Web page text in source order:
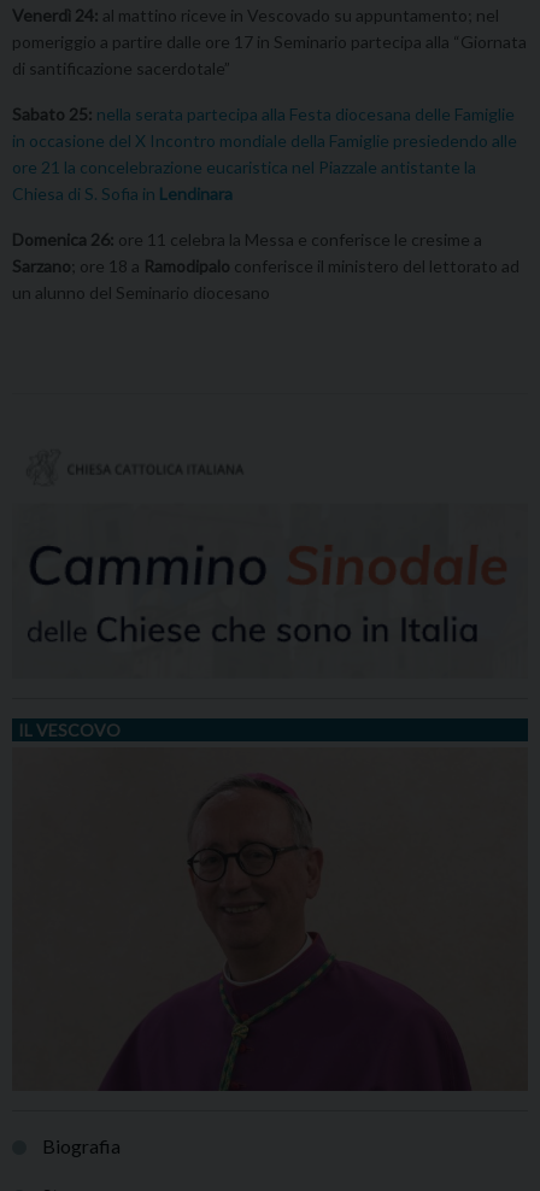
Venerdì 24: al mattino riceve in Vescovado su appuntamento; nel
pomeriggio a partire dalle ore 17 in Seminario partecipa alla “Giornata
di santificazione sacerdotale”
Sabato 25: nella serata partecipa alla Festa diocesana delle Famiglie
in occasione del X Incontro mondiale della Famiglie presiedendo alle
ore 21 la concelebrazione eucaristica nel Piazzale antistante la
Chiesa di S. Sofia in Lendinara
Domenica 26: ore 11 celebra la Messa e conferisce le cresime a
Sarzano; ore 18 a Ramodipalo conferisce il ministero del lettorato ad
un alunno del Seminario diocesano
IL VESCOVO
Biografia